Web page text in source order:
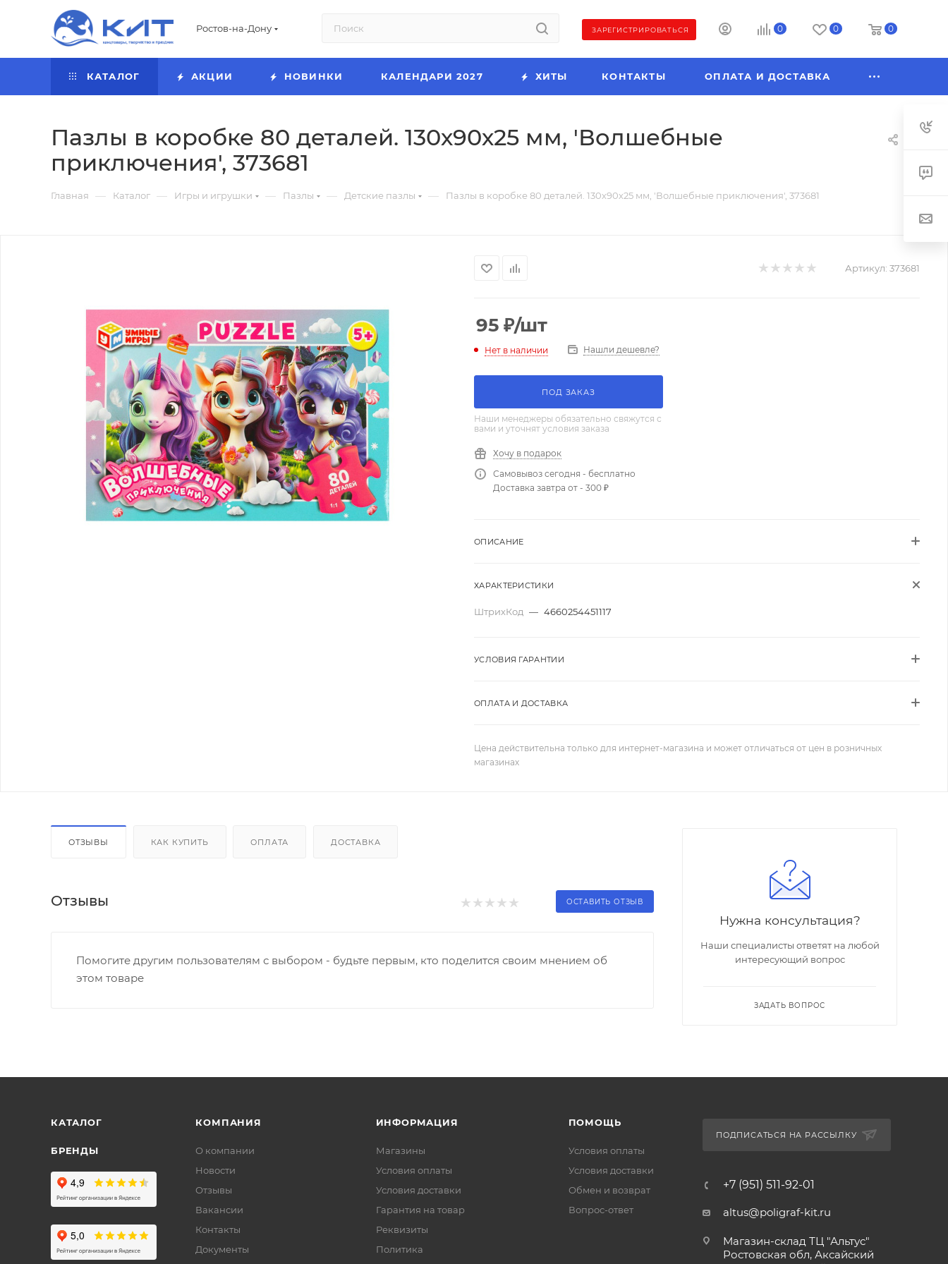
Ростов-на-Дону ЗАРЕГИСТРИРОВАТЬСЯ 0 0 0
КАТАЛОГ АКЦИИ НОВИНКИ КАЛЕНДАРИ 2027 ХИТЫ КОНТАКТЫ ОПЛАТА И ДОСТАВКА
Пазлы в коробке 80 деталей. 130х90х25 мм, 'Волшебные
приключения', 373681
Главная — Каталог — Игры и игрушки — Пазлы — Детские пазлы — Пазлы в коробке 80 деталей. 130х90х25 мм, 'Волшебные приключения', 373681
Артикул: 373681
95 ₽/шт
Нет в наличии Нашли дешевле?
ПОД ЗАКАЗ
Наши менеджеры обязательно свяжутся с
вами и уточнят условия заказа
Хочу в подарок
Самовывоз сегодня - бесплатно
Доставка завтра от - 300 ₽
ОПИСАНИЕ
ХАРАКТЕРИСТИКИ
ШтрихКод — 4660254451117
УСЛОВИЯ ГАРАНТИИ
ОПЛАТА И ДОСТАВКА
Цена действительна только для интернет-магазина и может отличаться от цен в розничных
магазинах
ОТЗЫВЫ КАК КУПИТЬ ОПЛАТА ДОСТАВКА
Отзывы ОСТАВИТЬ ОТЗЫВ
Помогите другим пользователям с выбором - будьте первым, кто поделится своим мнением об
этом товаре
Нужна консультация?
Наши специалисты ответят на любой
интересующий вопрос
ЗАДАТЬ ВОПРОС
КАТАЛОГ
БРЕНДЫ
КОМПАНИЯ
О компании
Новости
Отзывы
Вакансии
Контакты
Документы
ИНФОРМАЦИЯ
Магазины
Условия оплаты
Условия доставки
Гарантия на товар
Реквизиты
Политика
ПОМОЩЬ
Условия оплаты
Условия доставки
Обмен и возврат
Вопрос-ответ
ПОДПИСАТЬСЯ НА РАССЫЛКУ
+7 (951) 511-92-01
altus@poligraf-kit.ru
Магазин-склад ТЦ "Альтус"
Ростовская обл, Аксайский